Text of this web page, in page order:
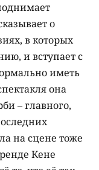
о
в которых
и вступает с
иметь
она
– главного,
на сцене тоже
Кене